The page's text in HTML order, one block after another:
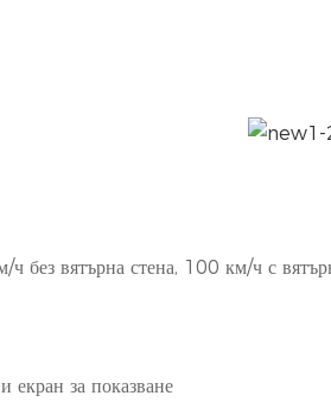
без вятърна стена, 100 км/ч с
екран за показване